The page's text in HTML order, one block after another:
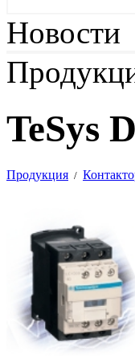
Новости
TeSys
Продукция /